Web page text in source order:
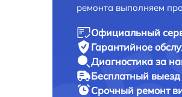
ремонта выполняем
Официальный
Гарантийное
Диагностика за
Бесплатный
Срочный ремонт